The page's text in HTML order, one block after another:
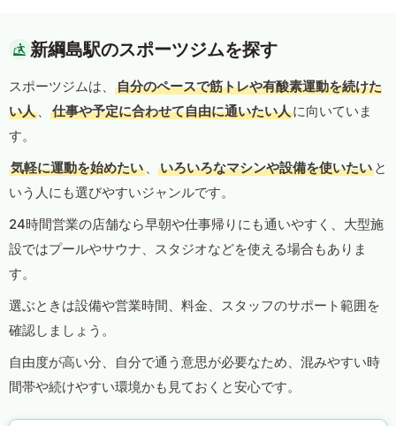
新綱島駅のスポーツジムを探す
スポーツジムは、
自分のペースで筋トレや有酸素運動を続けた
い人 、 仕事や予定に合わせて自由に通いたい人に向いていま
す。
気軽に運動を始めたい 、 いろいろなマシンや設備を使いたい と
いう人にも選びやすいジャンルです。
24時間営業の店舗なら早朝や仕事帰りにも通いやすく、大型施
設ではプールやサウナ、スタジオなどを使える場合もありま
す。
選ぶときは設備や営業時間、料金、スタッフのサポート範囲を
確認しましょう。
自由度が高い分、自分で通う意思が必要なため、混みやすい時
間帯や続けやすい環境かも見ておくと安心です。